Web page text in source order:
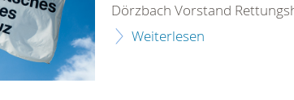
Dörzbach Vorstand
Weiterlesen